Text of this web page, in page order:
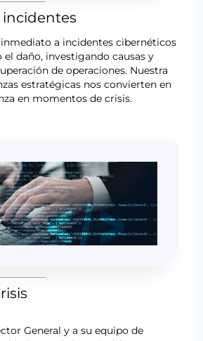
incidentes
a incidentes cibernéticos
daño, investigando causas y
de operaciones. Nuestra
estratégicas nos convierten en
en momentos de crisis.
General y a su equipo de